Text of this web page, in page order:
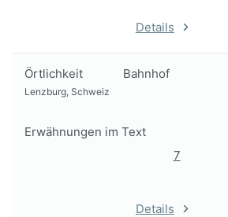
Details
Örtlichkeit Bahnhof
Lenzburg, Schweiz
Erwähnungen im Text
7
Details